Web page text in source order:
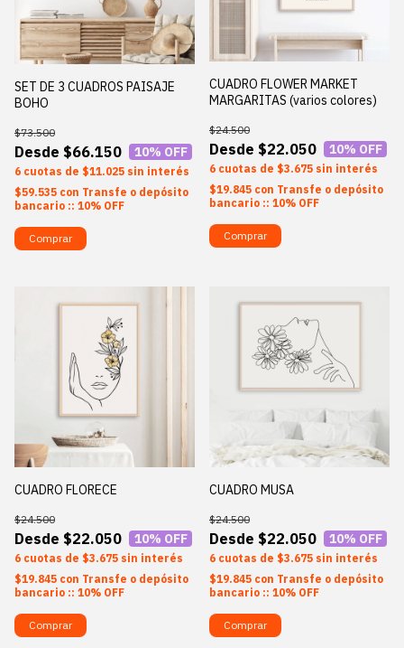
SET DE 3 CUADROS PAISAJE
BOHO
$66.150
$73.500
10% OFF
6 $11.025 sin interés
$59.535 con Transfe o depósito
bancario :: 10% OFF
Comprar
CUADRO FLOWER MARKET
MARGARITAS (varios colores)
$22.050
$24.500
10% OFF
6 $3.675 sin interés
$19.845 con Transfe o depósito
bancario :: 10% OFF
Comprar
CUADRO FLORECE
$22.050
$24.500
10% OFF
6 $3.675 sin interés
$19.845 con Transfe o depósito
bancario :: 10% OFF
Comprar
CUADRO MUSA
$22.050
$24.500
10% OFF
6 $3.675 sin interés
$19.845 con Transfe o depósito
bancario :: 10% OFF
Comprar